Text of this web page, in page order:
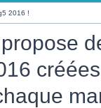
2016 !